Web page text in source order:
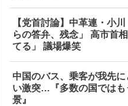
』を目撃→必死で救急車を
！」「ワシらが広島県民じ
った可能性
【党首討論】中革連・小
らの答弁、残念」 高市首
てる」 議場爆笑
中国のバス、乗客が我先
い激突…『多数の国ではも
景』